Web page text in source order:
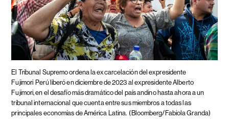
El Tribunal Supremo ordena la excarcelación del expresidente
Fujimori Perú liberó en diciembre de 2023 al expresidente Alberto
Fujimori, en el desafío más dramático del país andino hasta ahora a un
tribunal internacional que cuenta entre sus miembros a todas las
principales economías de América Latina. (Bloomberg/Fabiola Granda)